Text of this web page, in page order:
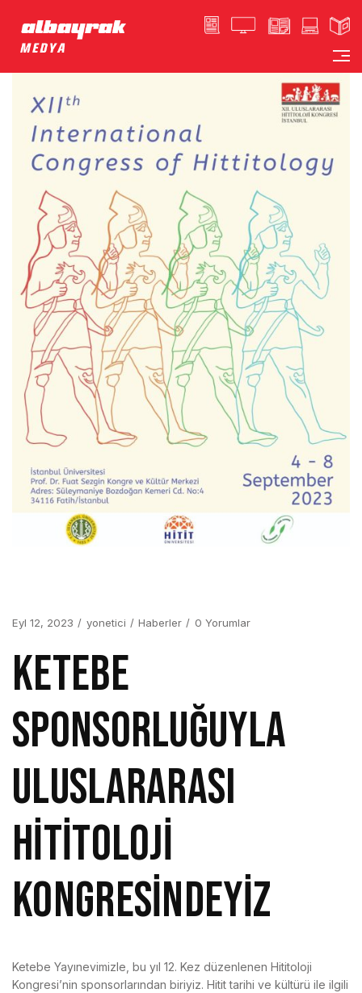
Eyl 12, 2023 yonetici Haberler 0 Yorumlar
KETEBE
SPONSORLUĞUYLA
ULUSLARARASI
HİTİTOLOJİ
KONGRESİNDEYİZ
Ketebe Yayınevimizle, bu yıl 12. Kez düzenlenen Hititoloji
Kongresi’nin sponsorlarından biriyiz. Hitit tarihi ve kültürü ile ilgili